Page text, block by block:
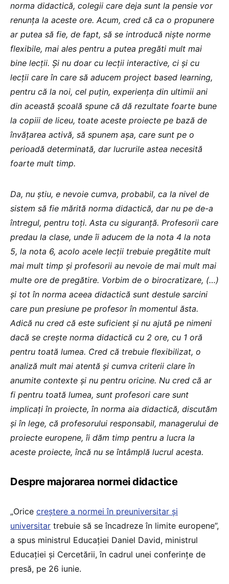
norma didactică, colegii care deja sunt la pensie vor
renunța la aceste ore. Acum, cred că ca o propunere
ar putea să fie, de fapt, să se introducă niște norme
flexibile, mai ales pentru a putea pregăti mult mai
bine lecții. Și nu doar cu lecții interactive, ci și cu
lecții care în care să aducem project based learning,
pentru că la noi, cel puțin, experiența din ultimii ani
din această școală spune că dă rezultate foarte bune
la copiii de liceu, toate aceste proiecte pe bază de
învățarea activă, să spunem așa, care sunt pe o
perioadă determinată, dar lucrurile astea necesită
foarte mult timp.
Da, nu știu, e nevoie cumva, probabil, ca la nivel de
sistem să fie mărită norma didactică, dar nu pe de-a
întregul, pentru toți. Asta cu siguranță. Profesorii care
predau la clase, unde îi aducem de la nota 4 la nota
5, la nota 6, acolo acele lecții trebuie pregătite mult
mai mult timp și profesorii au nevoie de mai mult mai
multe ore de pregătire. Vorbim de o birocratizare, (…)
și tot în norma aceea didactică sunt destule sarcini
care pun presiune pe profesor în momentul ăsta.
Adică nu cred că este suficient și nu ajută pe nimeni
dacă se crește norma didactică cu 2 ore, cu 1 oră
pentru toată lumea. Cred că trebuie flexibilizat, o
analiză mult mai atentă și cumva criterii clare în
anumite contexte și nu pentru oricine. Nu cred că ar
fi pentru toată lumea, sunt profesori care sunt
implicați în proiecte, în norma aia didactică, discutăm
și în lege, că profesorului responsabil, managerului de
proiecte europene, îi dăm timp pentru a lucra la
aceste proiecte, încă nu se întâmplă lucrul acesta.
Despre majorarea normei didactice
„Orice creștere a normei în preuniversitar și
universitar trebuie să se încadreze în limite europene”,
a spus ministrul Educației Daniel David, ministrul
Educației și Cercetării, în cadrul unei conferințe de
presă, pe 26 iunie.